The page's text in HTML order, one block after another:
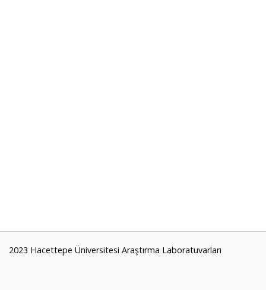
2023 Hacettepe Üniversitesi Araştırma Laboratuvarları